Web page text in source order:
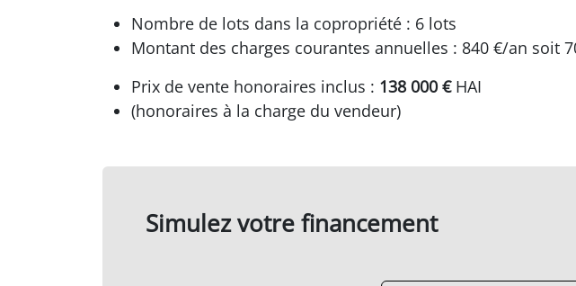
Nombre de lots dans la copropriété : 6 lots
Montant des charges courantes annuelles : 840 €/an soit
Prix de vente honoraires inclus : 138 000 €HAI
(honoraires à la charge du vendeur)
Simulez votre financement